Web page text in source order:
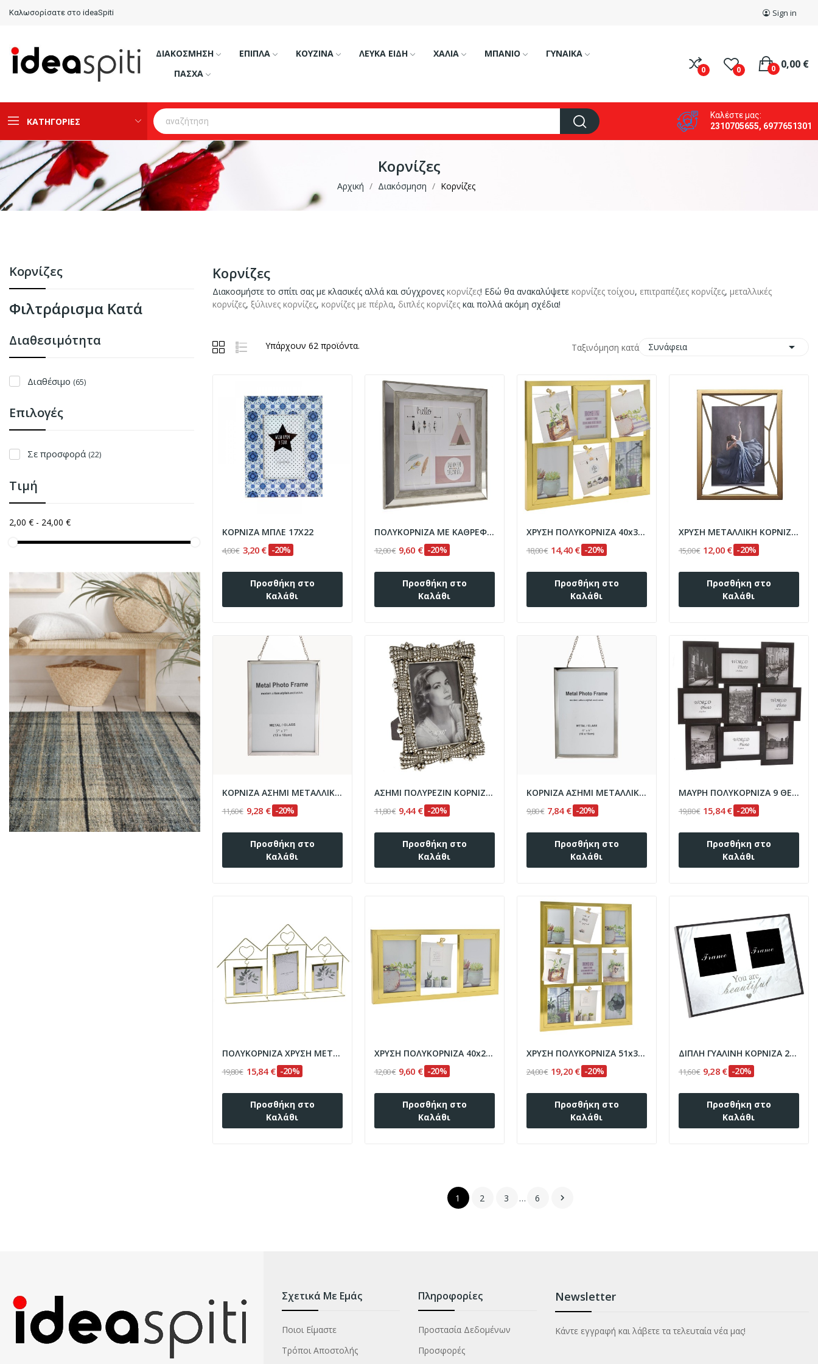
Καλωσορίσατε στο ideaSpiti Sign in
ΔΙΑΚΟΣΜΗΣΗ ΕΠΙΠΛΑ ΚΟΥΖΙΝΑ ΛΕΥΚΑ ΕΙΔΗ ΧΑΛΙΑ ΜΠΑΝΙΟ
ΓΥΝΑΙΚΑ
ΠΑΣΧΑ
0 0 0,00 €
0
ΚΑΤΗΓΟΡΙΕΣ
Καλέστε μας:
2310705655, 6977651301
Κορνίζες
Αρχική Διακόσμηση Κορνίζες
Κορνίζες
Φιλτράρισμα Κατά
Διαθεσιμότητα
Διαθέσιμο (65)
Επιλογές
Σε προσφορά (22)
Τιμή
2,00 € - 24,00 €
Κορνίζες
Διακοσμήστε το σπίτι σας με κλασικές αλλά και σύγχρονες κορνίζες! Εδώ θα ανακαλύψετε κορνίζες τοίχου, επιτραπέζιες κορνίζες, μεταλλικές
κορνίζες, ξύλινες κορνίζες, κορνίζες με πέρλα, διπλές κορνίζεςκαι πολλά ακόμη σχέδια!
Υπάρχουν 62 προϊόντα. Ταξινόμηση κατά: Συνάφεια 
ΚΟΡΝΙΖΑ ΜΠΛΕ 17Χ22
4,00 € 3,20 € -20%
Προσθήκη στο
Καλάθι
ΠΟΛΥΚΟΡΝΙΖΑ ΜΕ ΚΑΘΡΕΦΤΗ 39x39EK ΓΙΑ 4...
12,00 € 9,60 € -20%
Προσθήκη στο
Καλάθι
ΧΡΥΣΗ ΠΟΛΥΚΟΡΝΙΖΑ 40x36EK ΓΙΑ 6 ΦΩΤΟ
18,00 € 14,40 € -20%
Προσθήκη στο
Καλάθι
ΧΡΥΣΗ ΜΕΤΑΛΛΙΚΗ ΚΟΡΝΙΖΑ 23x18x8EK
15,00 € 12,00 € -20%
Προσθήκη στο
Καλάθι
ΚΟΡΝΙΖΑ ΑΣΗΜΙ ΜΕΤΑΛΛΙΚΗ ΚΡΕΜΑΣΤΗ ΜΕ ΑΛΥΣΙΔΑ...
11,60 € 9,28 € -20%
Προσθήκη στο
Καλάθι
ΑΣΗΜΙ ΠΟΛΥΡΕΖΙΝ ΚΟΡΝΙΖΑ 16Χ21 ΕΚ. ΓΙΑ 10Χ15...
11,80 € 9,44 € -20%
Προσθήκη στο
Καλάθι
ΚΟΡΝΙΖΑ ΑΣΗΜΙ ΜΕΤΑΛΛΙΚΗ ΚΡΕΜΑΣΤΗ ΜΕ ΑΛΥΣΙΔΑ...
9,80 € 7,84 € -20%
Προσθήκη στο
Καλάθι
ΜΑΥΡΗ ΠΟΛΥΚΟΡΝΙΖΑ 9 ΘΕΣΕΩΝ 46Χ46 ΕΚ
19,80 € 15,84 € -20%
Προσθήκη στο
Καλάθι
ΠΟΛΥΚΟΡΝΙΖΑ ΧΡΥΣΗ ΜΕΤΑΛΛΙΚΗ ΜΕ ΓΥΑΛΙ 50x8X28EK
19,80 € 15,84 € -20%
Προσθήκη στο
Καλάθι
ΧΡΥΣΗ ΠΟΛΥΚΟΡΝΙΖΑ 40x20EK ΓΙΑ 3 ΦΩΤΟ
12,00 € 9,60 € -20%
Προσθήκη στο
Καλάθι
ΧΡΥΣΗ ΠΟΛΥΚΟΡΝΙΖΑ 51x39EK ΓΙΑ 9 ΦΩΤΟ
24,00 € 19,20 € -20%
Προσθήκη στο
Καλάθι
ΔΙΠΛΗ ΓΥΑΛΙΝΗ ΚΟΡΝΙΖΑ 29x20EK YOU ARE BEAUTIFUL
11,60 € 9,28 € -20%
Προσθήκη στο
Καλάθι
1 2 3 … 6 
Σχετικά Με Εμάς
Ποιοι Είμαστε
Τρόποι Αποστολής
Πληροφορίες
Προστασία Δεδομένων
Προσφορές
Newsletter
Κάντε εγγραφή και λάβετε τα τελευταία νέα μας!